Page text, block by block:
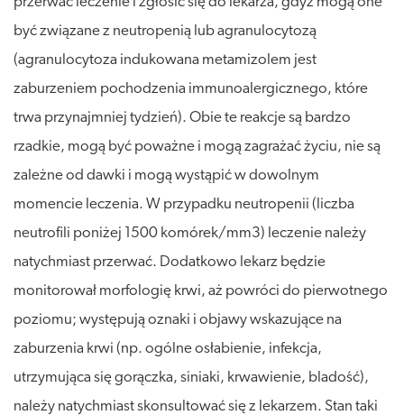
być związane z neutropenią lub agranulocytozą
(agranulocytoza indukowana metamizolem jest
zaburzeniem pochodzenia immunoalergicznego, które
trwa przynajmniej tydzień). Obie te reakcje są bardzo
rzadkie, mogą być poważne i mogą zagrażać życiu, nie są
zależne od dawki i mogą wystąpić w dowolnym
momencie leczenia. W przypadku neutropenii (liczba
neutrofili poniżej 1500 komórek/mm3) leczenie należy
natychmiast przerwać. Dodatkowo lekarz będzie
monitorował morfologię krwi, aż powróci do pierwotnego
poziomu; występują oznaki i objawy wskazujące na
zaburzenia krwi (np. ogólne osłabienie, infekcja,
utrzymująca się gorączka, siniaki, krwawienie, bladość),
należy natychmiast skonsultować się z lekarzem. Stan taki